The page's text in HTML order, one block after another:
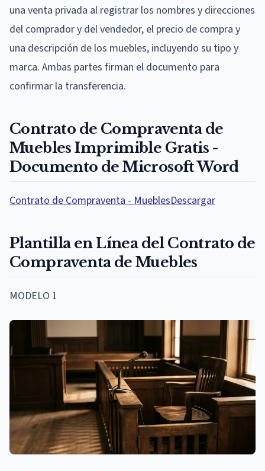
una venta privada al registrar los nombres y direcciones
del comprador y del vendedor, el precio de compra y
una descripción de los muebles, incluyendo su tipo y
marca. Ambas partes firman el documento para
confirmar la transferencia.
Contrato de Compraventa de
Muebles Imprimible Gratis -
Documento de Microsoft Word
Contrato de Compraventa - MueblesDescargar
Plantilla en Línea del Contrato de
Compraventa de Muebles
MODELO 1